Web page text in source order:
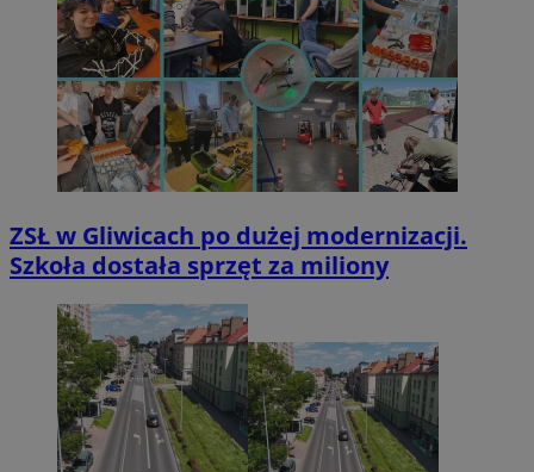
ZSŁ w Gliwicach po dużej modernizacji.
Szkoła dostała sprzęt za miliony